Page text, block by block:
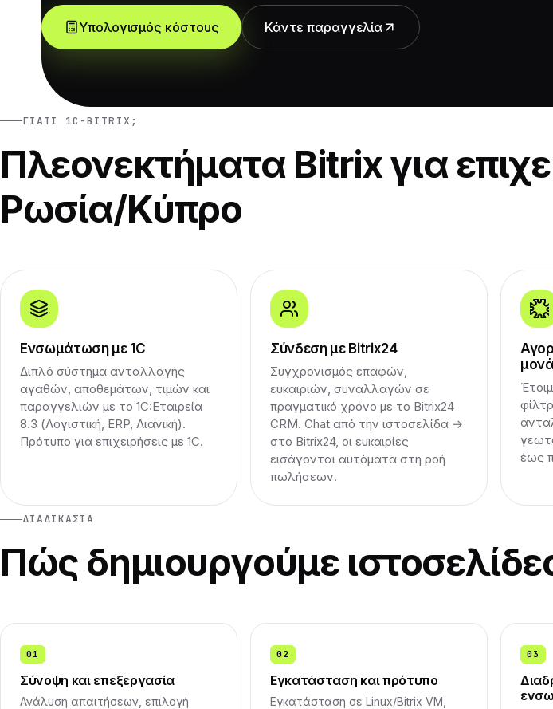
Υπολογισμός κόστους Κάντε παραγγελία
ΓΙΑΤΊ 1C-BITRIX;
Πλεονεκτήματα Bitrix για
Ρωσία/Κύπρο
Ενσωμάτωση με 1C
Διπλό σύστημα ανταλλαγής
αγαθών, αποθεμάτων, τιμών και
παραγγελιών με το 1C:Εταιρεία
8.3 (Λογιστική, ERP, Λιανική).
Πρότυπο για επιχειρήσεις με 1C.
Σύνδεση με Bitrix24
Συγχρονισμός επαφών,
ευκαιριών, συναλλαγών σε
πραγματικό χρόνο με το Bitrix24
CRM. Chat από την ιστοσελίδα →
στο Bitrix24, οι ευκαιρίες
εισάγονται αυτόματα στη ροή
πωλήσεων.
έως
ΔΙΑΔΙΚΑΣΊΑ
Πώς δημιουργούμε
01
Σύνοψη και επεξεργασία
Ανάλυση απαιτήσεων, επιλογή
02
Εγκατάσταση και πρότυπο
Εγκατάσταση σε Linux/Bitrix VM,
03